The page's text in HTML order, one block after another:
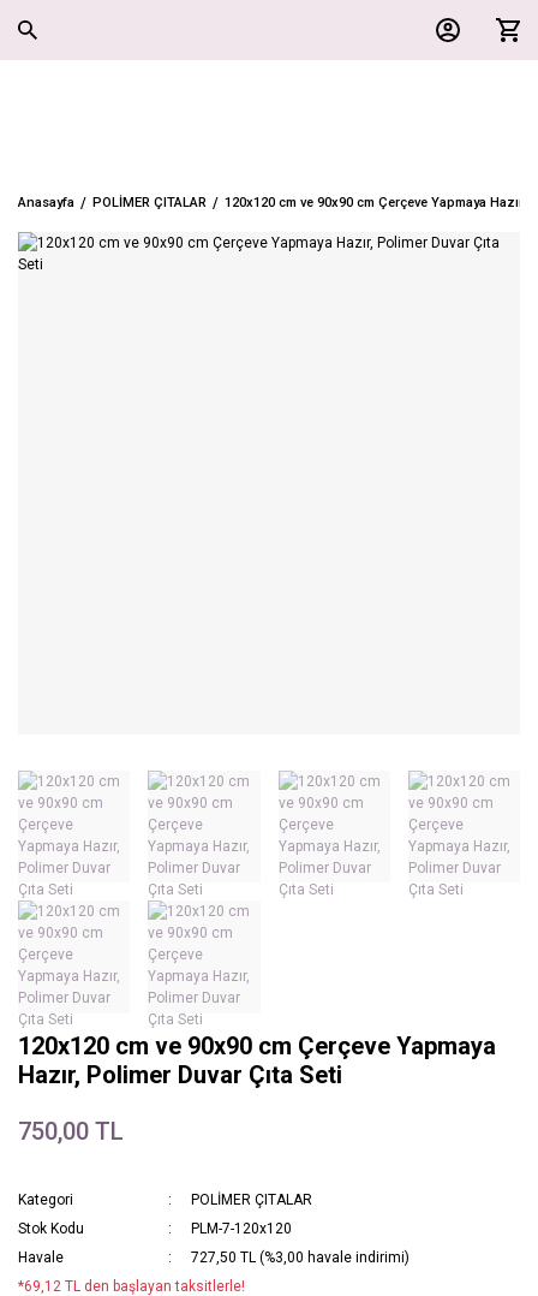
Anasayfa POLİMER ÇITALAR 120x120 cm ve 90x90 cm Çerçeve Yapmaya Hazır,
120x120 cm ve 90x90 cm Çerçeve Yapmaya
Hazır, Polimer Duvar Çıta Seti
750,00 TL
Kategori
POLİMER ÇITALAR
Stok Kodu
PLM-7-120x120
Havale
727,50 TL (%3,00 havale indirimi)
*69,12 TL den başlayan taksitlerle!